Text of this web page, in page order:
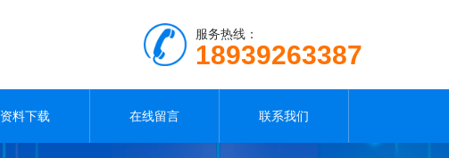
服务热线：
18939263387
资料下载 在线留言 联系我们